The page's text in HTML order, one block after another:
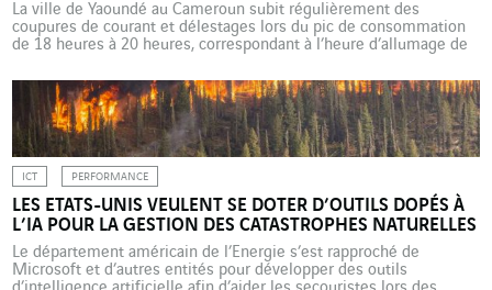
La ville de Yaoundé au Cameroun subit régulièrement des
coupures de courant et délestages lors du pic de consommation
de 18 heures à 20 heures, correspondant à l’heure d’allumage de
diesel de secours sont utilisés pour alimenter les bâtiments
communaux, une solution coûteuse et polluante que […]
ICT PERFORMANCE
LES ETATS-UNIS VEULENT SE DOTER D’OUTILS DOPÉS À
L’IA POUR LA GESTION DES CATASTROPHES NATURELLES
Le département américain de l’Energie s’est rapproché de
Microsoft et d’autres entités pour développer des outils